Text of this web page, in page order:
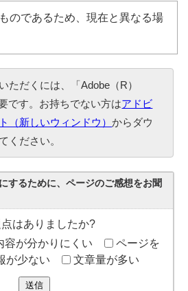
のであるため、現在と異なる場
ただくには、「Adobe（R）
です。お持ちでない方はアドビ
（新しいウィンドウ）からダウ
ください。
するために、ページのご感想をお聞
はありましたか?
容が分かりにくい
ページを
が少ない 文章量が多い
送信